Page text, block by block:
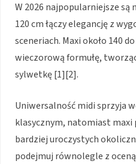
W 2026 najpopularniejsze są
120 cm łączy elegancję z
sceneriach. Maxi około 140
wieczorową formułę,
sylwetkę [1][2].
Uniwersalność midi sprzyja
klasycznym, natomiast
bardziej uroczystych
podejmuj równolegle z